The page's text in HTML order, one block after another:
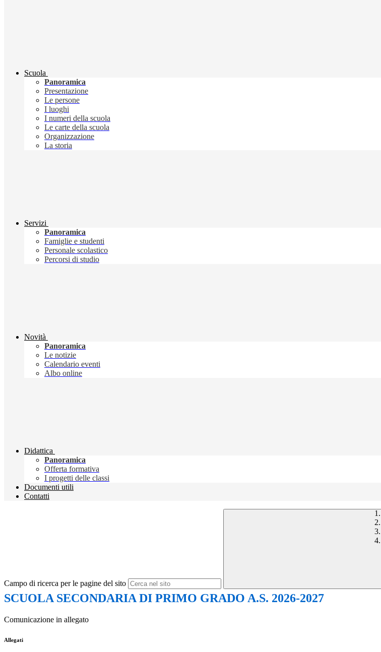
Scuola
Panoramica
Presentazione
Le persone
I luoghi
I numeri della scuola
Le carte della scuola
Organizzazione
La storia
Servizi
Panoramica
Famiglie e studenti
Personale scolastico
Percorsi di studio
Novità
Panoramica
Le notizie
Calendario eventi
Albo online
Didattica
Panoramica
Offerta formativa
I progetti delle classi
Documenti utili
Contatti
Campo di ricerca per le pagine del sito
SCUOLA SECONDARIA DI PRIMO GRADO A.S. 2026-2027
Comunicazione in allegato
Allegati